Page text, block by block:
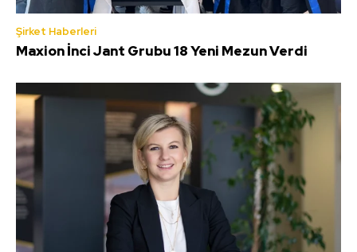
Şirket Haberleri
Maxion İnci Jant Grubu 18 Yeni Mezun Verdi